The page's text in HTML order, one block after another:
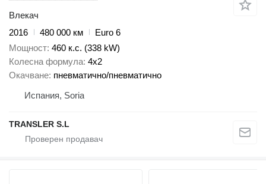
Влекач
2016
480 000 км
Euro 6
Мощност 460 к.с. (338 kW)
Колесна формула 4x2
Окачване пневматично/пневматично
Испания, Soria
TRANSLER S.L